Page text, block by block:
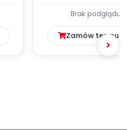
Brak podglądu
Zamów ten